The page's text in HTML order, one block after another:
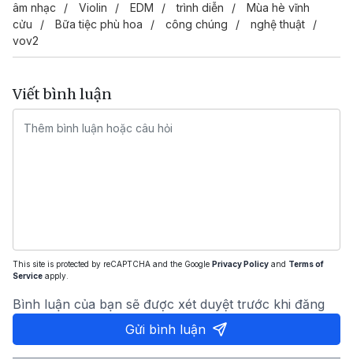
âm nhạc
Violin EDM trình diễn
Mùa hè vĩnh
cửu
Bữa tiệc phù hoa công chúng
nghệ thuật
vov2
Viết bình luận
This site is protected by reCAPTCHA and the Google Privacy Policy and Terms of
Service apply.
Bình luận của bạn sẽ được xét duyệt trước khi đăng
Gửi bình luận